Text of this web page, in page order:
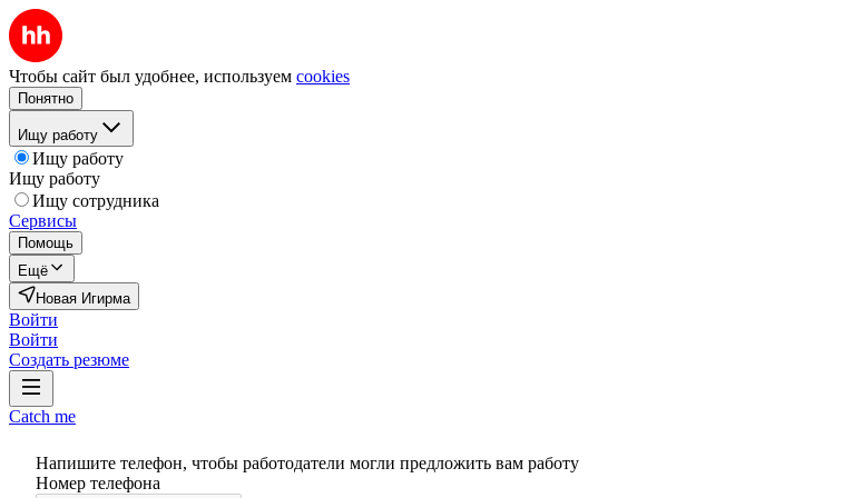
Чтобы сайт был удобнее, используем cookies
Понятно
Ищу работу
Ищу работу
Ищу работу
Ищу сотрудника
Сервисы
Помощь
Ещё
Новая Игирма
Войти
Войти
Создать резюме
Catch me
Напишите телефон, чтобы работодатели могли предложить вам работу
Номер телефона